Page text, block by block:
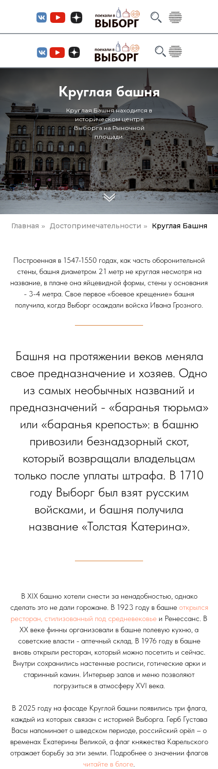
Круглая башня
Круглая Башня находится в
историческом центре
Выборга на Рыночной
площади.
Главная » Достопримечательности » Круглая Башня
Построенная в 1547-1550 годах, как часть оборонительной
стены, башня диаметром 21 метр не круглая несмотря на
название, в плане она яйцевидной формы, стены у основания
- 3-4 метра. Свое первое «боевое крещение» башня
получила, когда Выборг осаждали войска Ивана Грозного.
Башня на протяжении веков меняла
свое предназначение и хозяев. Одно
из самых необычных названий и
предназначений - «баранья тюрьма»
или «баранья крепость»: в башню
привозили безнадзорный скот,
который возвращали владельцам
только после уплаты штрафа. В 1710
году Выборг был взят русским
войсками, и башня получила
название «Толстая Катерина».
В XIX башню хотели снести за ненадобностью, однако
сделать это не дали горожане. В 1923 году в башне открылся
ресторан, стилизованный под средневековье и Ренессанс. В
XX веке финны организовали в башне полевую кухню, а
советские власти - аптечный склад. В 1976 году в башне
вновь открыли ресторан, который можно посетить и сейчас.
Внутри сохранились настенные росписи, готические арки и
старинный камин. Интерьер залов и меню позволяют
погрузиться в атмосферу XVI века.
В 2025 году на фасаде Круглой башни появились три флага,
каждый из которых связан с историей Выборга. Герб Густава
Васы напоминает о шведском периоде, российский орёл – о
временах Екатерины Великой, а флаг княжества Карельского
отражает борьбу за эти земли. Подробнее о значении флагов
читайте в блоге.